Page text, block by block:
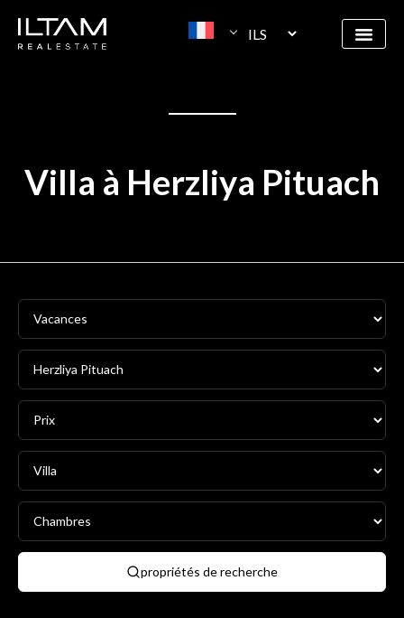
Villa à Herzliya Pituach
propriétés de recherche